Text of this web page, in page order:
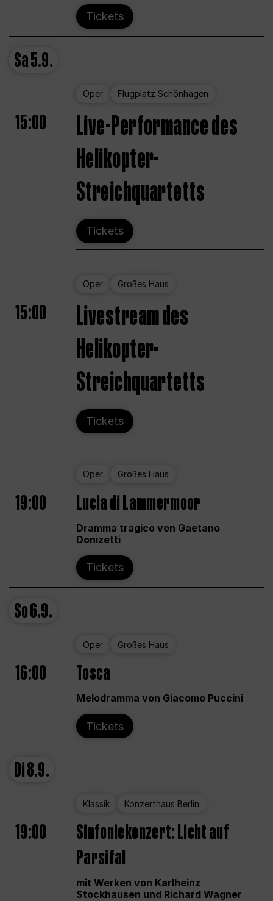
Tickets
Sa5.9.
Oper Flugplatz Schönhagen
15:00
Live-Performance des
Helikopter-
Streichquartetts
Tickets
Oper Großes Haus
15:00
Livestream des
Helikopter-
Streichquartetts
Tickets
Oper Großes Haus
19:00 Lucia di Lammermoor
Dramma tragico von Gaetano
Donizetti
Tickets
So6.9.
Oper Großes Haus
16:00 Tosca
Melodramma von Giacomo Puccini
Tickets
Di8.9.
Klassik Konzerthaus Berlin
19:00
Sinfoniekonzert: Licht auf
Parsifal
mit Werken von Karlheinz
Stockhausen und Richard Wagner